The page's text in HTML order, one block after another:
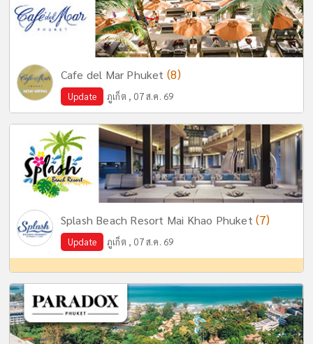
Cafe del Mar Phuket (8)
Update ภูเก็ต , 07 ส.ค. 69
Splash Beach Resort Mai Khao Phuket (7)
Update ภูเก็ต , 07 ส.ค. 69